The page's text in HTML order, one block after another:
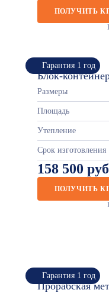
ПОЛУЧИТЬ
Гарантия 1 год
Блок-
Размеры
Площадь
Утепление
Срок изготовления
158 500
ПОЛУЧИТЬ
Гарантия 1 год
Прорабская